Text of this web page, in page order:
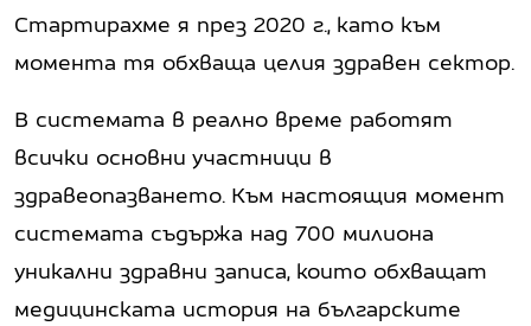
Стартирахме я през 2020 г., като към
момента тя обхваща целия здравен сектор.
В системата в реално време работят
всички основни участници в
здравеопазването. Към настоящия момент
системата съдържа над 700 милиона
уникални здравни записа, които обхващат
медицинската история на българските